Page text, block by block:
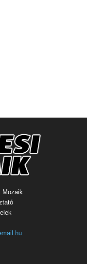
Mozaik